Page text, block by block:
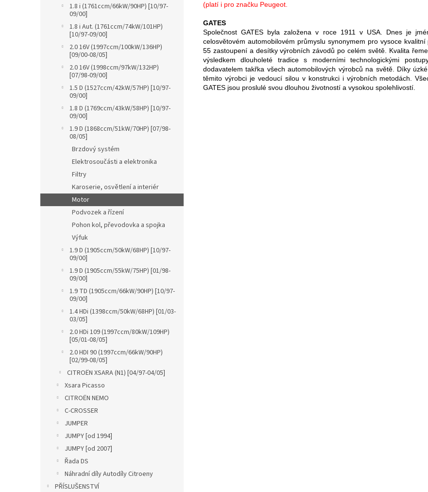
1.8 i (1761ccm/66kW/90HP) [10/97-
09/00]
1.8 i Aut. (1761ccm/74kW/101HP)
[10/97-09/00]
2.0 16V (1997ccm/100kW/136HP)
[09/00-08/05]
2.0 16V (1998ccm/97kW/132HP)
[07/98-09/00]
1.5 D (1527ccm/42kW/57HP) [10/97-
09/00]
1.8 D (1769ccm/43kW/58HP) [10/97-
09/00]
1.9 D (1868ccm/51kW/70HP) [07/98-
08/05]
Brzdový systém
Elektrosoučásti a elektronika
Filtry
Karoserie, osvětlení a interiér
Motor
Podvozek a řízení
Pohon kol, převodovka a spojka
Výfuk
1.9 D (1905ccm/50kW/68HP) [10/97-
09/00]
1.9 D (1905ccm/55kW/75HP) [01/98-
09/00]
1.9 TD (1905ccm/66kW/90HP) [10/97-
09/00]
1.4 HDi (1398ccm/50kW/68HP) [01/03-
03/05]
2.0 HDi 109 (1997ccm/80kW/109HP)
[05/01-08/05]
2.0 HDI 90 (1997ccm/66kW/90HP)
[02/99-08/05]
CITROËN XSARA (N1) [04/97-04/05]
Xsara Picasso
CITROËN NEMO
C-CROSSER
JUMPER
JUMPY [od 1994]
JUMPY [od 2007]
Řada DS
Náhradní díly Autodíly Citroeny
PŘÍSLUŠENSTVÍ
(platí i pro značku Peugeot.
GATES
Společnost GATES byla založena v roce 1911 v USA. Dnes je
celosvětovém automobilovém průmyslu synonymem pro vysoce kvalitní
55 zastoupení a desítky výrobních závodů po celém světě. Kvalita
výsledkem dlouholeté tradice s moderními technologickými
dodavatelem takřka všech automobilových výrobců na světě. Díky
těmito výrobci je vedoucí silou v konstrukci i výrobních metodách.
GATES jsou proslulé svou dlouhou životností a vysokou spolehlivostí.